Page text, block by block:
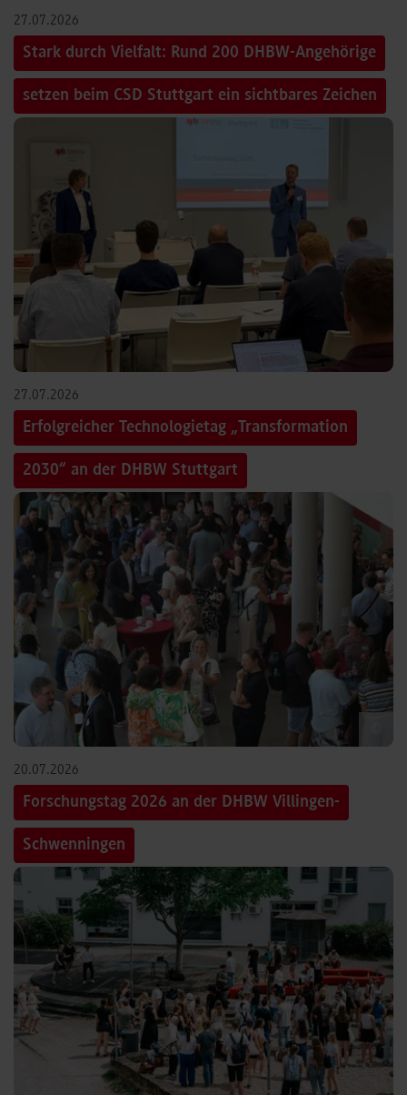
27.07.2026
Stark durch Vielfalt: Rund 200 DHBW-Angehörige
setzen beim CSD Stuttgart ein sichtbares Zeichen
27.07.2026
Erfolgreicher Technologietag „Transformation
2030“ an der DHBW Stuttgart
20.07.2026
Forschungstag 2026 an der DHBW Villingen-
Schwenningen